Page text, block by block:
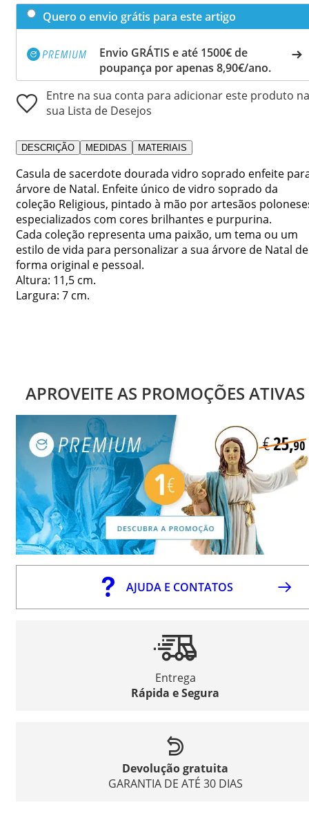
Quero o envio grátis para este artigo
Envio GRÁTIS e até 1500€ de
poupança por apenas 8,90€/ano.
Entre na sua conta para adicionar este produto na
sua Lista de Desejos
DESCRIÇÃO MEDIDAS MATERIAIS
Casula de sacerdote dourada vidro soprado enfeite
árvore de Natal. Enfeite único de vidro soprado da
coleção Religious, pintado à mão por artesãos
especializados com cores brilhantes e purpurina.
Cada coleção representa uma paixão, um tema ou um
estilo de vida para personalizar a sua árvore de Natal de
forma original e pessoal.
Altura: 11,5 cm.
Largura: 7 cm.
APROVEITE AS PROMOÇÕES ATIVAS
AJUDA E CONTATOS
Entrega
Rápida e Segura
Devolução gratuita
GARANTIA DE ATÉ 30 DIAS